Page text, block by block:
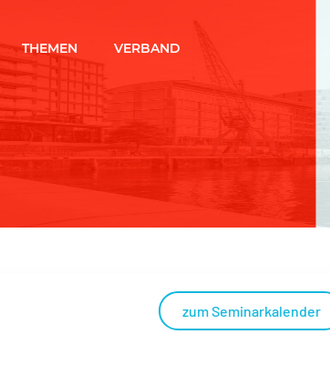
THEMEN VERBAND
zum Seminarkalender